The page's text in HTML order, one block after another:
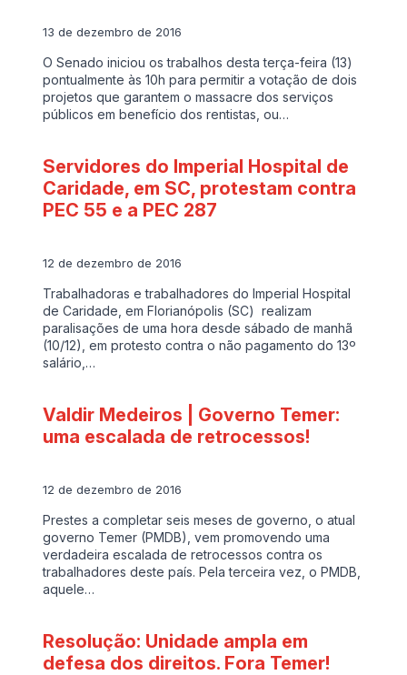
13 de dezembro de 2016
O Senado iniciou os trabalhos desta terça-feira (13)
pontualmente às 10h para permitir a votação de dois
projetos que garantem o massacre dos serviços
públicos em benefício dos rentistas, ou…
Servidores do Imperial Hospital de
Caridade, em SC, protestam contra
PEC 55 e a PEC 287
12 de dezembro de 2016
Trabalhadoras e trabalhadores do Imperial Hospital
de Caridade, em Florianópolis (SC) realizam
paralisações de uma hora desde sábado de manhã
(10/12), em protesto contra o não pagamento do 13º
salário,…
Valdir Medeiros | Governo Temer:
uma escalada de retrocessos!
12 de dezembro de 2016
Prestes a completar seis meses de governo, o atual
governo Temer (PMDB), vem promovendo uma
verdadeira escalada de retrocessos contra os
trabalhadores deste país. Pela terceira vez, o PMDB,
aquele…
Resolução: Unidade ampla em
defesa dos direitos. Fora Temer!